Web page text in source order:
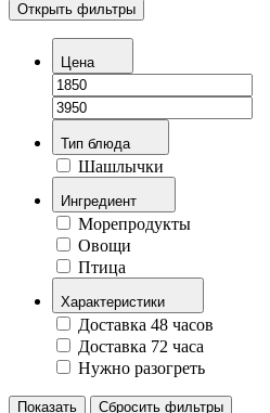
Открыть фильтры
Цена
Тип блюда
Шашлычки
Ингредиент
Морепродукты
Овощи
Птица
Характеристики
Доставка 48 часов
Доставка 72 часа
Нужно разогреть